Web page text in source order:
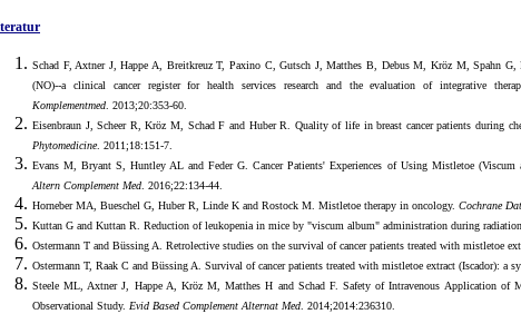
Schad F, Axtner J, Happe A, Breitkreuz T, Paxino C, Gutsch J, Matthes B, Debus M, Kröz M, Spahn
(NO)--a clinical cancer register for health services research and the evaluation of integrative
Komplementmed. 2013;20:353-60.
Eisenbraun J, Scheer R, Kröz M, Schad F and Huber R. Quality of life in breast cancer patients during
Phytomedicine. 2011;18:151-7.
Evans M, Bryant S, Huntley AL and Feder G. Cancer Patients' Experiences of Using Mistletoe
Altern Complement Med. 2016;22:134-44.
Horneber MA, Bueschel G, Huber R, Linde K and Rostock M. Mistletoe therapy in oncology. Cochrane
Kuttan G and Kuttan R. Reduction of leukopenia in mice by "viscum album" administration during radiation
Ostermann T and Büssing A. Retrolective studies on the survival of cancer patients treated with mistletoe
Ostermann T, Raak C and Büssing A. Survival of cancer patients treated with mistletoe extract (Iscador): a
Steele ML, Axtner J, Happe A, Kröz M, Matthes H and Schad F. Safety of Intravenous Application of
Observational Study. Evid Based Complement Alternat Med. 2014;2014:236310.